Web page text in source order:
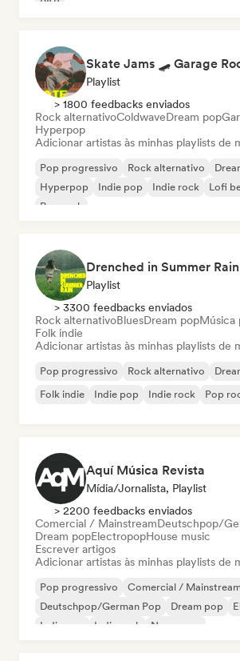
R&B
Playlist
> 1800 feedbacks enviados
Rock alternativoColdwaveDream pop
Hyperpop
Adicionar artistas às minhas playlists de
Pop progressivo Rock alternativo
Hyperpop
Indie pop Indie rock
Lofi
Pop rock
Drenched in Summer
Playlist
> 3300 feedbacks enviados
Rock alternativoBluesDream popMúsica
Folk indie
Adicionar artistas às minhas playlists de
Pop progressivo Rock alternativo
Folk indie
Indie pop Indie rock Pop
Aquí Música Revista
Mídia/Jornalista, Playlist
> 2200 feedbacks enviados
Comercial / MainstreamDeutschpop/
Dream popElectropopHouse music
Escrever artigos
Adicionar artistas às minhas playlists de
Pop progressivo
Comercial /
Deutschpop/German Pop
Dream pop
Indie pop
Indie rock New wave